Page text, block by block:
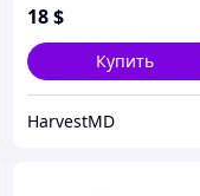
18 $
Купить
HarvestMD